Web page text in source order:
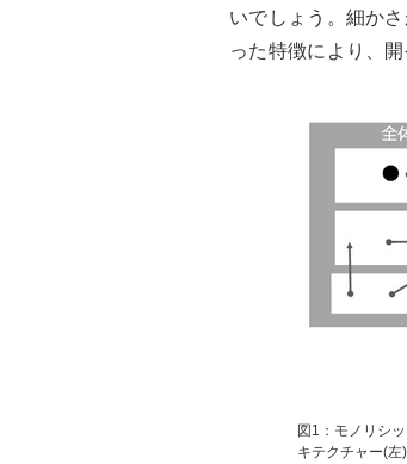
いでしょう。細か
った特徴により、
図1：モノリシ
キテクチャー(